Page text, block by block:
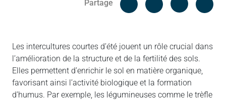
Partage
Les intercultures courtes d’été jouent un rôle crucial dans
l’amélioration de la structure et de la fertilité des sols.
Elles permettent d’enrichir le sol en matière organique,
favorisant ainsi l’activité biologique et la formation
d’humus. Par exemple, les légumineuses comme le trèfle